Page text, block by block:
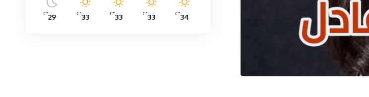
34
°C
33
°C
33
°C
33
°C
29
°C